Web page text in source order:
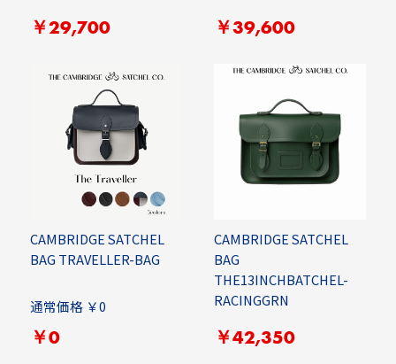
￥29,700 ￥39,600
CAMBRIDGE SATCHEL
BAG TRAVELLER-BAG
通常価格 ￥0
￥0
CAMBRIDGE SATCHEL
BAG
THE13INCHBATCHEL-
RACINGGRN
￥42,350